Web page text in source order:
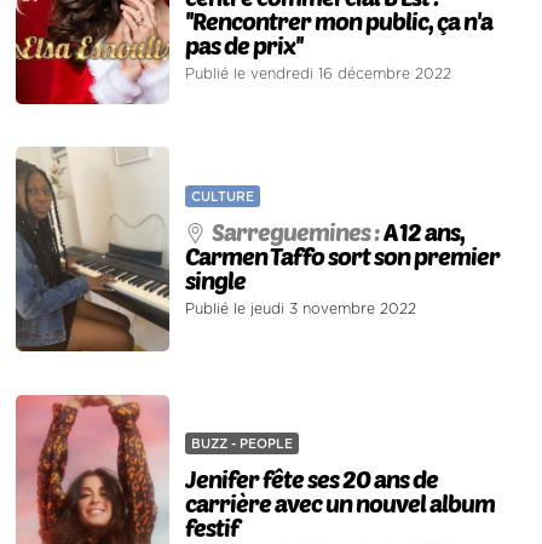
''Rencontrer mon public, ça n'a
pas de prix''
Publié le vendredi 16 décembre 2022
CULTURE
Sarreguemines :A 12 ans,
Carmen Taffo sort son premier
single
Publié le jeudi 3 novembre 2022
BUZZ - PEOPLE
Jenifer fête ses 20 ans de
carrière avec un nouvel album
festif